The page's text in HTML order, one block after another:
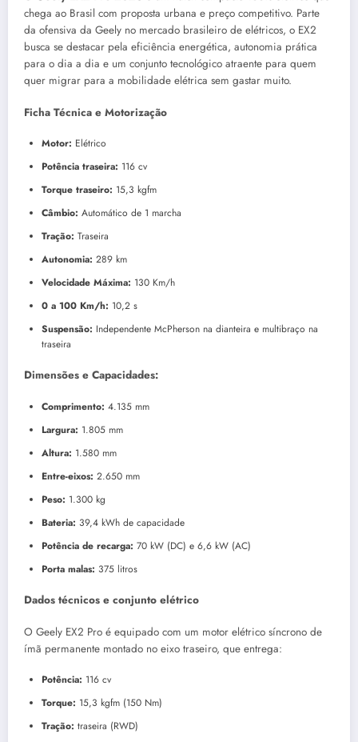
chega ao Brasil com proposta urbana e preço competitivo. Parte
da ofensiva da Geely no mercado brasileiro de elétricos, o EX2
busca se destacar pela eficiência energética, autonomia prática
para o dia a dia e um conjunto tecnológico atraente para quem
quer migrar para a mobilidade elétrica sem gastar muito.
Ficha Técnica e Motorização
Motor: Elétrico
Potência traseira: 116 cv
Torque traseiro: 15,3 kgfm
Câmbio: Automático de 1 marcha
Tração: Traseira
Autonomia: 289 km
Velocidade Máxima: 130 Km/h
0 a 100 Km/h: 10,2 s
Suspensão: Independente McPherson na dianteira e multibraço na
traseira
Dimensões e Capacidades:
Comprimento: 4.135 mm
Largura: 1.805 mm
Altura: 1.580 mm
Entre-eixos: 2.650 mm
Peso: 1.300 kg
Bateria: 39,4 kWh de capacidade
Potência de recarga: 70 kW (DC) e 6,6 kW (AC)
Porta malas: 375 litros
Dados técnicos e conjunto elétrico
O Geely EX2 Pro é equipado com um motor elétrico síncrono de
ímã permanente montado no eixo traseiro, que entrega:
Potência: 116 cv
Torque: 15,3 kgfm (150 Nm)
Tração: traseira (RWD)